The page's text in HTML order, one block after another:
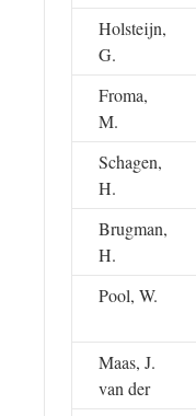
Holsteijn,
G.
Froma,
M.
Schagen,
H.
Brugman,
H.
Pool, W.
Maas, J.
van der